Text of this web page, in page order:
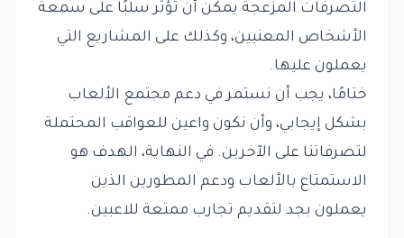
التصرفات المزعجة يمكن أن تؤثر سلبًا على سمعة
الأشخاص المعنيين، وكذلك على المشاريع التي
يعملون عليها.
ختامًا، يجب أن نستمر في دعم مجتمع الألعاب
بشكل إيجابي، وأن نكون واعين للعواقب المحتملة
لتصرفاتنا على الآخرين. في النهاية، الهدف هو
الاستمتاع بالألعاب ودعم المطورين الذين
يعملون بجد لتقديم تجارب ممتعة للاعبين.